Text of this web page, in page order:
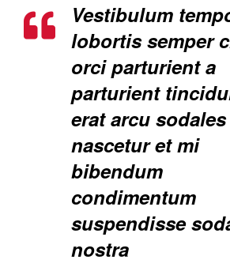
Vestibulum
lobortis semper
orci parturient a
parturient
erat arcu
nascetur et mi
bibendum
condimentum
suspendisse
nostra